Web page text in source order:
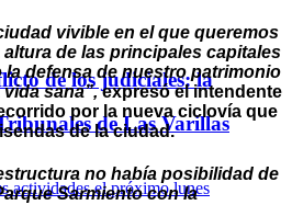
de los judiciales: la
de Las Varillas
vivible en el que queremos
de las principales capitales
defensa de nuestro patrimonio
sana”,expresó el intendente
por la nueva ciclovía que
de la ciudad.
no había posibilidad de
Sarmiento con la